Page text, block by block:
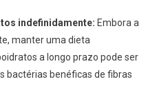
indefinidamente: Embora a
manter uma dieta
a longo prazo pode ser
bactérias benéficas de fibras